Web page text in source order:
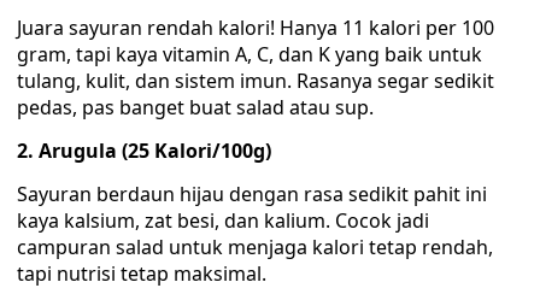
Juara sayuran rendah kalori! Hanya 11 kalori per 100
gram, tapi kaya vitamin A, C, dan K yang baik untuk
tulang, kulit, dan sistem imun. Rasanya segar sedikit
pedas, pas banget buat salad atau sup.
2. Arugula (25 Kalori/100g)
Sayuran berdaun hijau dengan rasa sedikit pahit ini
kaya kalsium, zat besi, dan kalium. Cocok jadi
campuran salad untuk menjaga kalori tetap rendah,
tapi nutrisi tetap maksimal.